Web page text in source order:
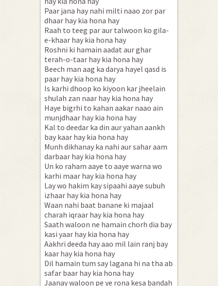
Paar jana hay nahi milti naao zor par
dhaar hay kia hona hay
Raah to teeg par aur talwoon ko gila-
e-khaar hay kia hona hay
Roshni ki hamain aadat aur ghar
terah-o-taar hay kia hona hay
Beech man aag ka darya hayel qasd is
paar hay kia hona hay
Is karhi dhoop ko kiyoon kar jheelain
shulah zan naar hay kia hona hay
Haye bigrhi to kahan aakar naao ain
munjdhaar hay kia hona hay
Kal to deedar ka din aur yahan aankh
bay kaar hay kia hona hay
Munh dikhanay ka nahi aur sahar aam
darbaar hay kia hona hay
Un ko raham aaye to aaye warna wo
karhi maar hay kia hona hay
Lay wo hakim kay sipaahi aaye subuh
izhaar hay kia hona hay
Waan nahi baat banane ki majaal
charah iqraar hay kia hona hay
Saath waloon ne hamain chorh dia bay
kasi yaar hay kia hona hay
Aakhri deeda hay aao mil lain ranj bay
kaar hay kia hona hay
Dil hamain tum say lagana hi na tha ab
safar baar hay kia hona hay
Jaanay waloon pe ye rona kesa bandah